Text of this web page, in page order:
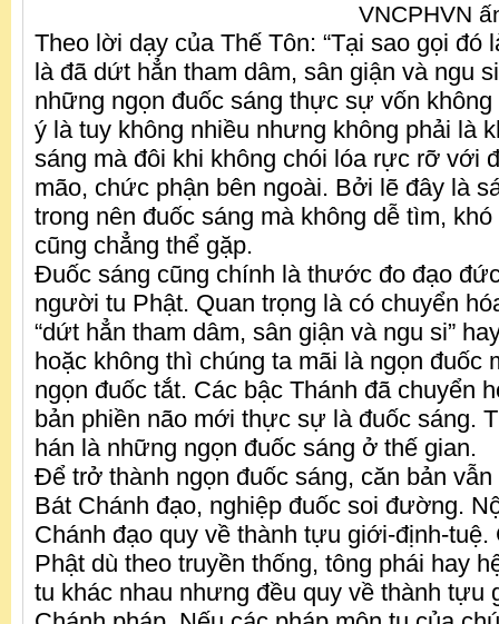
VNCPHVN
Theo lời dạy của Thế Tôn: “Tại sao gọi đó
là đã dứt hẳn tham dâm, sân giận và ngu
những ngọn đuốc sáng thực sự vốn
ý là tuy không nhiều nhưng không phải là
sáng mà đôi khi không chói lóa rực rỡ với
mão, chức phận bên ngoài. Bởi lẽ đây là
trong nên đuốc sáng mà không dễ tìm,
cũng chẳng thể gặp.
Đuốc sáng cũng chính là thước đo đạo
người tu Phật. Quan trọng là có chuyển
“dứt hẳn tham dâm, sân giận và ngu si”
hoặc không thì chúng ta mãi là ngọn đuốc
ngọn đuốc tắt. Các bậc Thánh đã chuyển
bản phiền não mới thực sự là đuốc sáng.
hán là những ngọn đuốc sáng ở thế gian.
Để trở thành ngọn đuốc sáng, căn bản
Bát Chánh đạo, nghiệp đuốc soi đường.
Chánh đạo quy về thành tựu giới-định-
Phật dù theo truyền thống, tông phái hay
tu khác nhau nhưng đều quy về thành tựu